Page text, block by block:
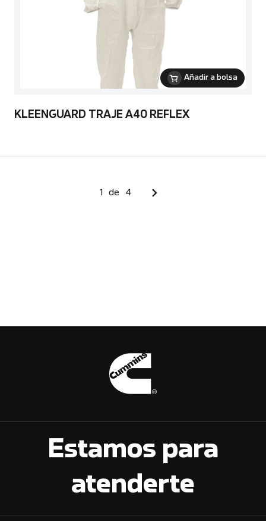
Añadir a bolsa
KLEENGUARD TRAJE A40 REFLEX
1 de 4
Estamos para
atenderte